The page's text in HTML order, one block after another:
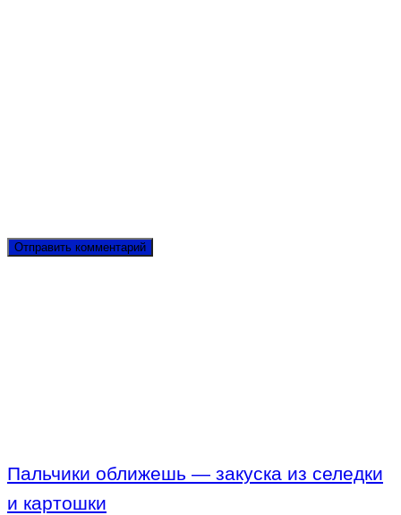
Пальчики оближешь — закуска из селедки
и картошки